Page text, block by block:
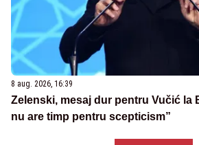
8 aug. 2026, 16:39
Zelenski, mesaj dur pentru Vučić la
nu are timp pentru scepticism”